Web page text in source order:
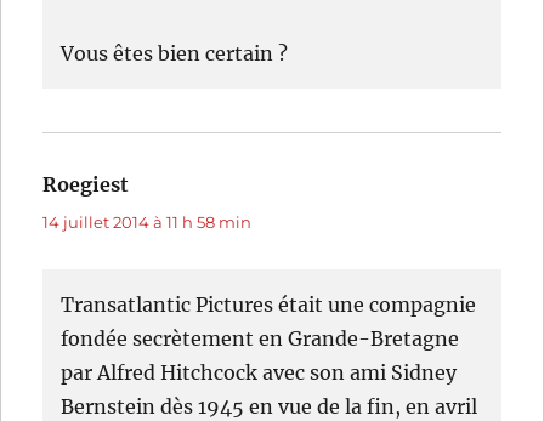
Vous êtes bien certain ?
Roegiest
14 juillet 2014 à 11 h 58 min
Transatlantic Pictures était une compagnie
fondée secrètement en Grande-Bretagne
par Alfred Hitchcock avec son ami Sidney
Bernstein dès 1945 en vue de la fin, en avril